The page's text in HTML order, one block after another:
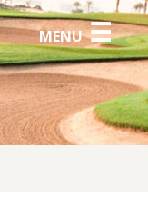
MENU☰